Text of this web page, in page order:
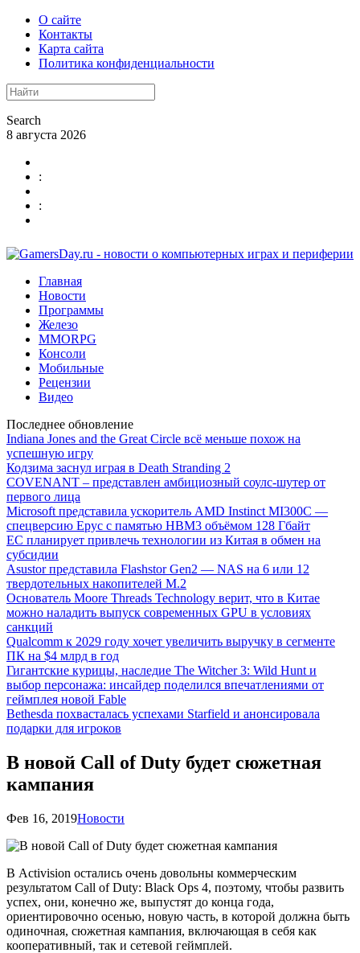
О сайте
Контакты
Карта сайта
Политика конфиденциальности
Search
8 августа 2026
:
:
Главная
Новости
Программы
Железо
MMORPG
Консоли
Мобильные
Рецензии
Видео
Последнее обновление
Indiana Jones and the Great Circle всё меньше похож на
успешную игру
Кодзима заснул играя в Death Stranding 2
COVENANT – представлен амбициозный соулс-шутер от
первого лица
Microsoft представила ускоритель AMD Instinct MI300C —
спецверсию Epyc с памятью HBM3 объёмом 128 Гбайт
ЕС планирует привлечь технологии из Китая в обмен на
субсидии
Asustor представила Flashstor Gen2 — NAS на 6 или 12
твердотельных накопителей M.2
Основатель Moore Threads Technology верит, что в Китае
можно наладить выпуск современных GPU в условиях
санкций
Qualcomm к 2029 году хочет увеличить выручку в сегменте
ПК на $4 млрд в год
Гигантские курицы, наследие The Witcher 3: Wild Hunt и
выбор персонажа: инсайдер поделился впечатлениями от
геймплея новой Fable
Bethesda похвасталась успехами Starfield и анонсировала
подарки для игроков
В новой Call of Duty будет сюжетная
кампания
Фев 16, 2019Новости
В Activision остались очень довольны коммерческим
результатом Call of Duty: Black Ops 4, поэтому, чтобы развить
успех, они, конечно же, выпустят до конца года,
ориентировочно осенью, новую часть, в которой должна быть
одиночная, сюжетная кампания, включающая в себя как
кооперативный, так и сетевой геймплей.